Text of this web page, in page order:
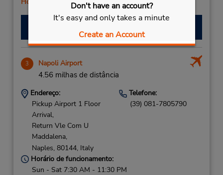
Don't have an account?
It's easy and only takes a minute
Create an Account
3 Napoli Airport
4.56 milhas de distância
Endereço:
Pickup Airport 1 Floor
Arrival,
Return Vle Com U
Maddalena,
Naples, 80144, Italy
Telefone:
(39) 081-7805790
Horário de funcionamento:
Sun - Sat 7:30 AM - 11:30 PM